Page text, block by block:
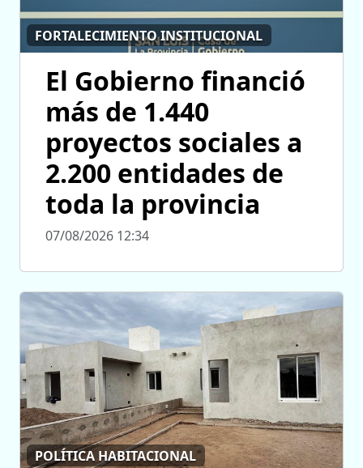
FORTALECIMIENTO INSTITUCIONAL
El Gobierno financió
más de 1.440
proyectos sociales a
2.200 entidades de
toda la provincia
07/08/2026 12:34
POLÍTICA HABITACIONAL